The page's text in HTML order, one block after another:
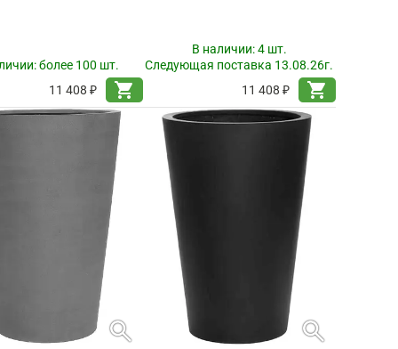
более 100 шт.
11 408 ₽
shopping_cart
В наличии:4 шт.
Следующая поставка 13.08.26г.
11 408 ₽
shopping_cart
search search